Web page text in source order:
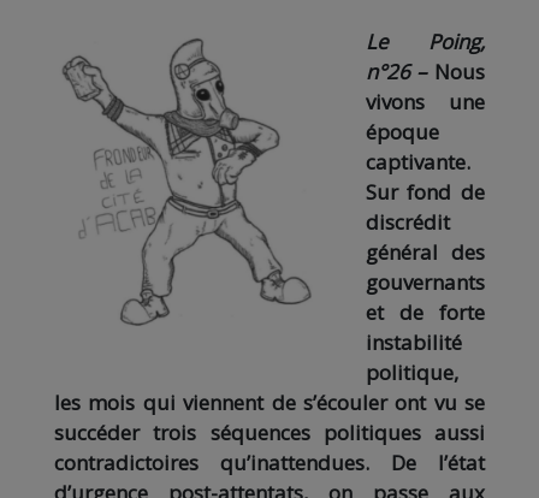
Le Poing,
n°26 – Nous
vivons une
époque
captivante.
Sur fond de
discrédit
général des
gouvernants
et de forte
instabilité
politique,
les mois qui viennent de s’écouler ont vu se
succéder trois séquences politiques aussi
contradictoires qu’inattendues. De l’état